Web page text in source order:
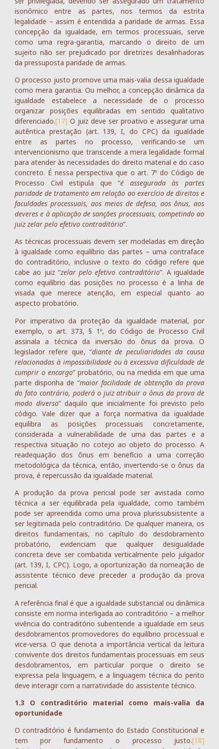
isonômico entre as partes, nos termos da estrita
legalidade – assim é entendida a paridade de armas. Essa
concepção da igualdade, em termos processuais, serve
como uma regra-garantia, marcando o direito de um
sujeito não ser prejudicado por diretrizes desalinhadoras
da pressuposta paridade de armas.
O processo justo promove uma mais-valia dessa igualdade
como mera garantia. Ou melhor, a concepção dinâmica da
igualdade estabelece a necessidade de o processo
organizar posições equilibradas em sentido qualitativo
diferenciado.[17] O juiz deve ser proativo e assegurar uma
autêntica prestação (art. 139, I, do CPC) da igualdade
entre as partes no processo, verificando-se um
intervencionismo que transcende a mera legalidade formal
para atender às necessidades do direito material e do caso
concreto. É nessa perspectiva que o art. 7º do Código de
Processo Civil estipula que “é assegurada às partes
paridade de tratamento em relação ao exercício de direitos e
faculdades processuais, aos meios de defesa, aos ônus, aos
deveres e à aplicação de sanções processuais, competindo ao
juiz zelar pelo efetivo contraditório”.
As técnicas processuais devem ser modeladas em direção
à igualdade como equilíbrio das partes – uma contraface
do contraditório, inclusive o texto do código refere que
cabe ao juiz “zelar pelo efetivo contraditório”. A igualdade
como equilíbrio das posições no processo é a linha de
visada que merece atenção, em especial quanto ao
aspecto probatório.
Por imperativo da proteção da igualdade material, por
exemplo, o art. 373, § 1º, do Código de Processo Civil
assinala a técnica da inversão do ônus da prova. O
legislador refere que, “diante de peculiaridades da causa
relacionadas à impossibilidade ou à excessiva dificuldade de
cumprir o encargo” probatório, ou na medida em que uma
parte disponha de “maior facilidade de obtenção da prova
do fato contrário, poderá o juiz atribuir o ônus da prova de
modo diverso” daquilo que inicialmente foi previsto pelo
código. Vale dizer que a força normativa da igualdade
equilibra as posições processuais concretamente,
considerada a vulnerabilidade de uma das partes e a
respectiva situação no cotejo ao objeto do processo. A
readequação dos ônus em benefício a uma correção
metodológica da técnica, então, invertendo-se o ônus da
prova, é repercussão da igualdade material.
A produção da prova pericial pode ser avistada como
técnica a ser equilibrada pela igualdade, como também
pode ser apreendida como uma prova plurissubsistente a
ser legitimada pelo contraditório. De qualquer maneira, os
direitos fundamentais, no capítulo do desdobramento
probatório, evidenciam que qualquer desigualdade
concreta deve ser combatida verticalmente pelo julgador
(art. 139, I, CPC). Logo, a oportunização da nomeação de
assistente técnico deve preceder a produção da prova
pericial.
A referência final é que a igualdade substancial ou dinâmica
consiste em norma interligada ao contraditório – a melhor
vivência do contraditório subentende a igualdade em seus
desdobramentos promovedores do equilíbrio processual e
vice-versa. O que denota a importância vertical da leitura
convivente dos direitos fundamentais processuais em seus
desdobramentos, em particular porque o direito se
expressa pela linguagem, e a linguagem técnica do perito
deve interagir com a narratividade do assistente técnico.
1.3 O contraditório material como mais-valia da
oportunidade
O contraditório é fundamento do Estado Constitucional e
tem por fundamento o processo justo.[18]